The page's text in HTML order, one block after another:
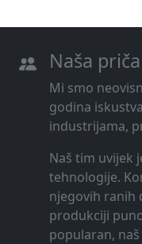
Naša priča
Mi smo
godina
industrijama,
Naš tim uvijek
tehnologije.
njegovih ranih
produkciji
popularan,